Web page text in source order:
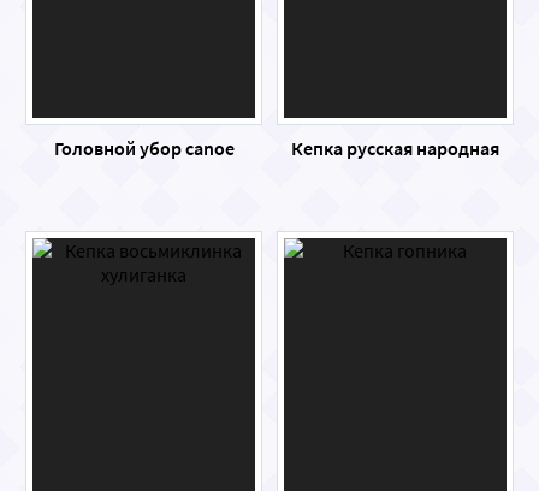
Головной убор canoe Кепка русская народная